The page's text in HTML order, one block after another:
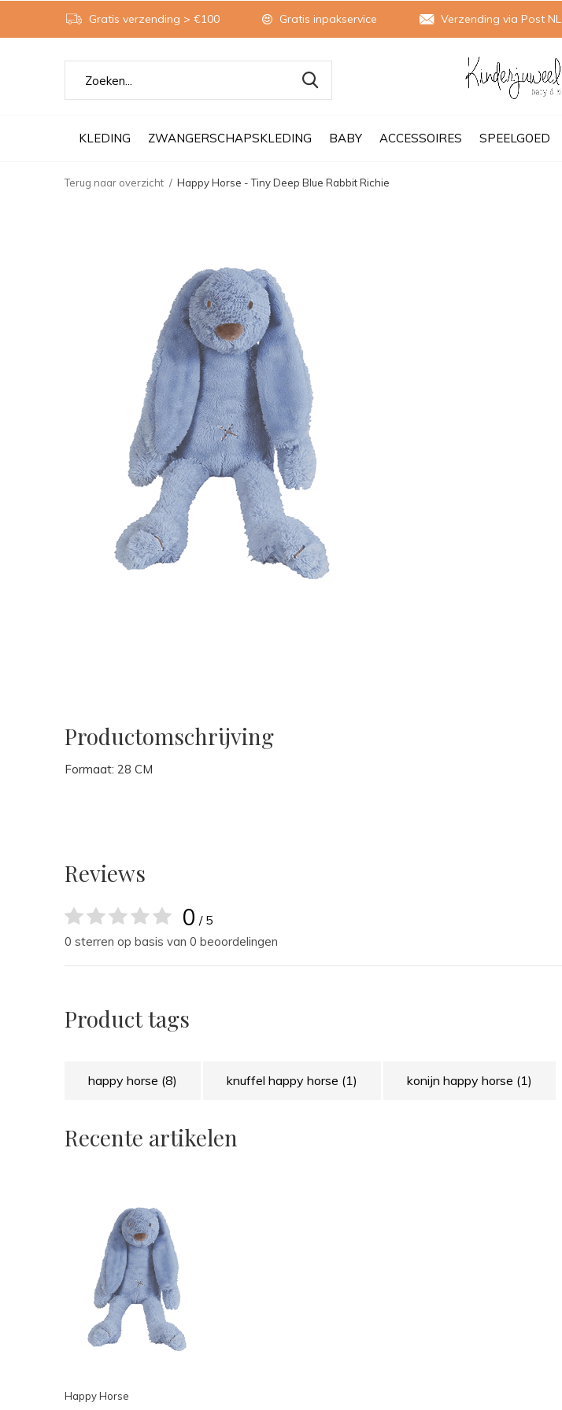
KLEDING ZWANGERSCHAPSKLEDING BABY ACCESSOIRES SPEELGOED
Gratis verzending > €100 Gratis inpakservice Verzending via Post NL
Terug naar overzicht Happy Horse - Tiny Deep Blue Rabbit Richie
Productomschrijving
Formaat: 28 CM
Reviews
0 / 5
0 sterren op basis van 0 beoordelingen
Product tags
happy horse (8) knuffel happy horse (1) konijn happy horse (1)
Recente artikelen
Happy Horse